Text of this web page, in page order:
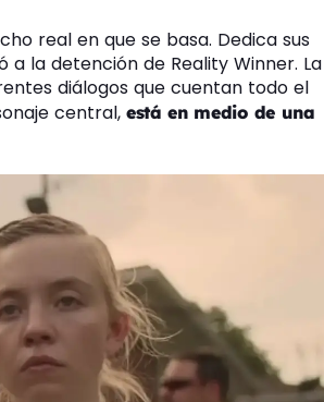
real en que se basa. Dedica sus
la detención de Reality Winner. La
diálogos que cuentan todo el
central, está en medio de una